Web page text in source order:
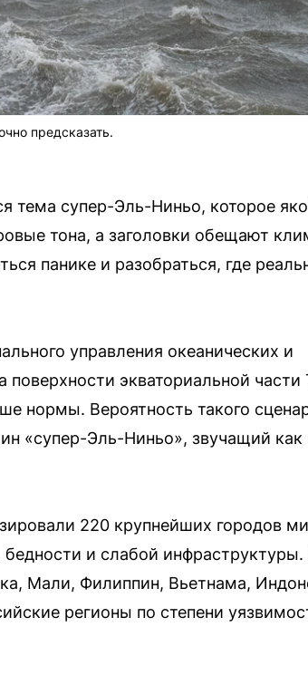
предсказать.
тема супер-Эль-Ниньо, которое
тона, а заголовки обещают
панике и разобраться, где
управления океанических и
экваториальной части
нормы. Вероятность такого
«супер-Эль-Ниньо», звучащий как
220 крупнейших городов
и слабой инфраструктуры.
Мали, Филиппин, Вьетнама,
регионы по степени